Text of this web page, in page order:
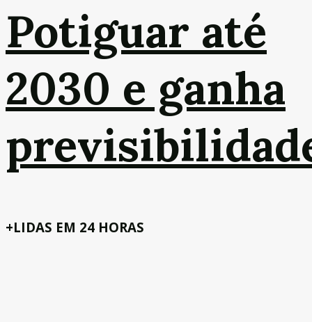
Potiguar até
2030 e ganha
+LIDAS EM 24 HORAS